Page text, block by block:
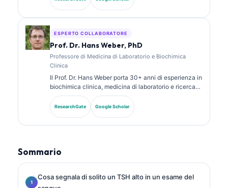
specializzazione in chimica clinica e ha pubblicato
ESPERTO COLLABORATORE
Prof. Dr. Hans Weber, PhD
Professore di Medicina di Laboratorio e Biochimica
Clinica
Il Prof. Dr. Hans Weber porta 30+ anni di esperienza in
biochimica clinica, medicina di laboratorio e ricerca
sui biomarcatori. Ex Presidente della Società Tedesca
di Chimica Clinica, si specializza nell’analisi dei
pannelli diagnostici, nella standardizzazione dei
ResearchGate Google Scholar
Sommario
Cosa segnala di solito un TSH alto in un esame del